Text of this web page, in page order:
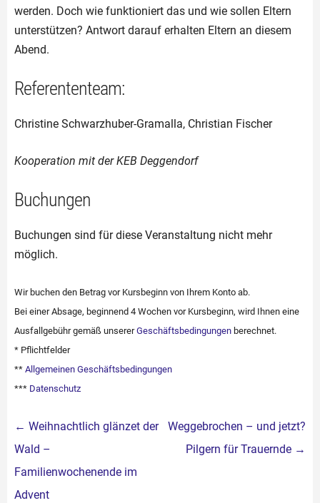
werden. Doch wie funktioniert das und wie sollen Eltern
unterstützen? Antwort darauf erhalten Eltern an diesem
Abend.
Referententeam:
Christine Schwarzhuber-Gramalla, Christian Fischer
Kooperation mit der KEB Deggendorf
Buchungen
Buchungen sind für diese Veranstaltung nicht mehr
möglich.
Wir buchen den Betrag vor Kursbeginn von Ihrem Konto ab.
Bei einer Absage, beginnend 4 Wochen vor Kursbeginn, wird Ihnen eine
Ausfallgebühr gemäß unsererGeschäftsbedingungen berechnet.
* Pflichtfelder
** Allgemeinen Geschäftsbedingungen
*** Datenschutz
Beitragsnavigation
← Weihnachtlich glänzet der
Wald –
Familienwochenende im
Advent
Weggebrochen – und jetzt?
Pilgern für Trauernde →